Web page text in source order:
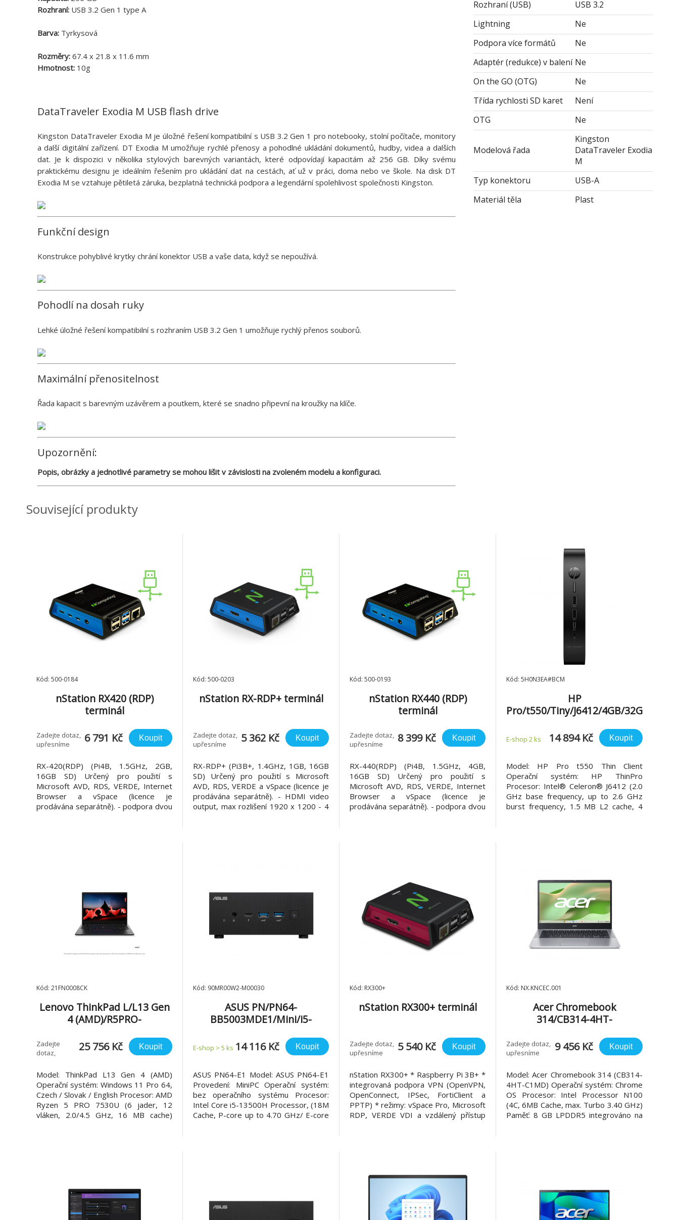
Rozhraní: USB 3.2 Gen 1 type A
Barva: Tyrkysová
Rozměry: 67.4 x 21.8 x 11.6 mm
Hmotnost: 10g
DataTraveler Exodia M USB flash drive
Kingston DataTraveler Exodia M je úložné řešení kompatibilní s USB 3.2 Gen 1 pro notebooky, stolní počítače, monitory
a další digitální zařízení. DT Exodia M umožňuje rychlé přenosy a pohodlné ukládání dokumentů, hudby, videa a dalších
dat. Je k dispozici v několika stylových barevných variantách, které odpovídají kapacitám až 256 GB. Díky svému
praktickému designu je ideálním řešením pro ukládání dat na cestách, ať už v práci, doma nebo ve škole. Na disk DT
Exodia M se vztahuje pětiletá záruka, bezplatná technická podpora a legendární spolehlivost společnosti Kingston.
Funkční design
Konstrukce pohyblivé krytky chrání konektor USB a vaše data, když se nepoužívá.
Pohodlí na dosah ruky
Lehké úložné řešení kompatibilní s rozhraním USB 3.2 Gen 1 umožňuje rychlý přenos souborů.
Maximální přenositelnost
Řada kapacit s barevným uzávěrem a poutkem, které se snadno připevní na kroužky na klíče.
Upozornění:
Popis, obrázky a jednotlivé parametry se mohou lišit v závislosti na zvoleném modelu a konfiguraci.
Rozhraní (USB)
USB 3.2
Lightning
Ne
Podpora více formátů
Ne
Adaptér (redukce) v balení Ne
On the GO (OTG)
Ne
Třída rychlosti SD karet
Není
OTG
Ne
Modelová řada
Kingston
DataTraveler Exodia
M
Typ konektoru
USB-A
Materiál těla
Plast
Související produkty
Kód: 500-0184
nStation RX420 (RDP)
terminál
Zadejte dotaz,
upřesníme
6 791 Kč Koupit
RX-420(RDP) (Pi4B, 1.5GHz, 2GB,
16GB SD) Určený pro použití s
Microsoft AVD, RDS, VERDE, Internet
Browser a vSpace (licence je
prodávána separátně). - podpora dvou
Kód: 500-0203
nStation RX-RDP+ terminál
Zadejte dotaz,
upřesníme
5 362 Kč Koupit
RX-RDP+ (Pi3B+, 1.4GHz, 1GB, 16GB
SD) Určený pro použití s Microsoft
AVD, RDS, VERDE a vSpace (licence je
prodávána separátně). - HDMI video
output, max rozlišení 1920 x 1200 - 4
Kód: 500-0193
nStation RX440 (RDP)
terminál
Zadejte dotaz,
upřesníme
8 399 Kč Koupit
RX-440(RDP) (Pi4B, 1.5GHz, 4GB,
16GB SD) Určený pro použití s
Microsoft AVD, RDS, VERDE, Internet
Browser a vSpace (licence je
prodávána separátně). - podpora dvou
Kód: 5H0N3EA#BCM
HP
Pro/t550/Tiny/J6412/4GB/32G
E-shop 2 ks 14 894 Kč Koupit
Model: HP Pro t550 Thin Client
Operační systém: HP ThinPro
Procesor: Intel® Celeron® J6412 (2.0
GHz base frequency, up to 2.6 GHz
burst frequency, 1.5 MB L2 cache, 4
Kód: 21FN0008CK
Lenovo ThinkPad L/L13 Gen
4 (AMD)/R5PRO-
12GB SSD/RX Vega
7/W11P/Black/3RNBD
Zadejte
dotaz,
25 756 Kč Koupit
Model: ThinkPad L13 Gen 4 (AMD)
Operační systém: Windows 11 Pro 64,
Czech / Slovak / English Procesor: AMD
Ryzen 5 PRO 7530U (6 jader, 12
vláken, 2.0/4.5 GHz, 16 MB cache)
Kód: 90MR00W2-M00030
ASUS PN/PN64-
BB5003MDE1/Mini/i5-
OS/3R
E-shop > 5 ks 14 116 Kč Koupit
ASUS PN64-E1 Model: ASUS PN64-E1
Provedení: MiniPC Operační systém:
bez operačního systému Procesor:
Intel Core i5-13500H Processor, (18M
Cache, P-core up to 4.70 GHz/ E-core
Kód: RX300+
nStation RX300+ terminál
Zadejte dotaz,
upřesníme
5 540 Kč Koupit
nStation RX300+ * Raspberry Pi 3B+ *
integrovaná podpora VPN (OpenVPN,
OpenConnect, IPSec, FortiClient a
PPTP) * režimy: vSpace Pro, Microsoft
RDP, VERDE VDI a vzdálený přístup
Kód: NX.KNCEC.001
Acer Chromebook
314/CB314-4HT-
128GB
eMMC/UHD/Chrome/Silver/2
Zadejte dotaz,
upřesníme
9 456 Kč Koupit
Model: Acer Chromebook 314 (CB314-
4HT-C1MD) Operační systém: Chrome
OS Procesor: Intel Processor N100
(4C, 6MB Cache, max. Turbo 3.40 GHz)
Paměť: 8 GB LPDDR5 integrováno na